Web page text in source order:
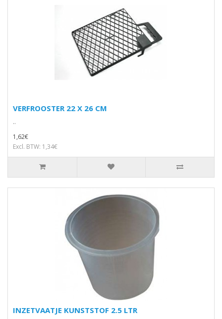
VERFROOSTER 22 X 26 CM
..
1,62€
Excl. BTW: 1,34€
INZETVAATJE KUNSTSTOF 2.5 LTR